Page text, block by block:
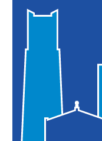
ィック・テ
ッフェ
Sea
キャンペーン・セール イ